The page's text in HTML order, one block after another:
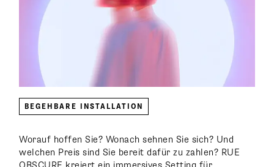
BEGEHBARE INSTALLATION
Worauf hoffen Sie? Wonach sehnen Sie sich? Und
welchen Preis sind Sie bereit dafür zu zahlen? RUE